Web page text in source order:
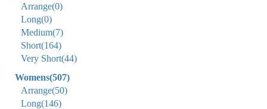
Arrange(0)
Long(0)
Medium(7)
Short(164)
Very Short(44)
Womens(507)
Arrange(50)
Long(146)